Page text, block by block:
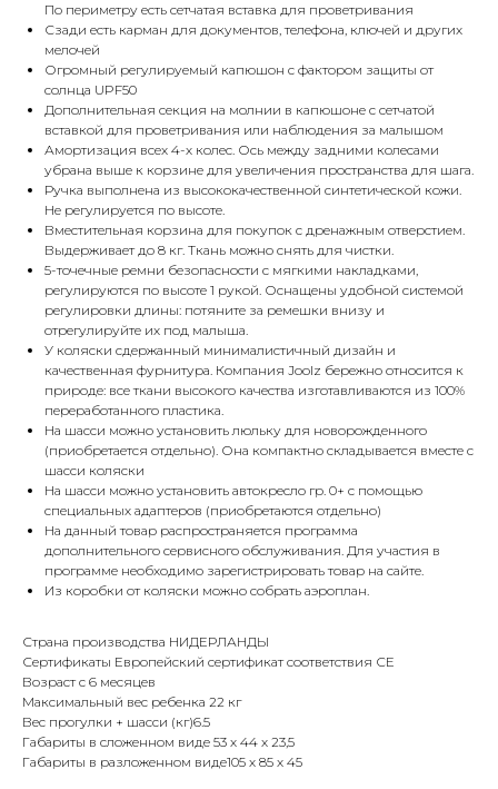
По периметру есть сетчатая вставка для проветривания
Сзади есть карман для документов, телефона, ключей и других
мелочей
Огромный регулируемый капюшон с фактором защиты от
солнца UPF50
Дополнительная секция на молнии в капюшоне с сетчатой
вставкой для проветривания или наблюдения за малышом
Амортизация всех 4-х колес. Ось между задними колесами
убрана выше к корзине для увеличения пространства для шага.
Ручка выполнена из высококачественной синтетической кожи.
Не регулируется по высоте.
Вместительная корзина для покупок с дренажным отверстием.
Выдерживает до 8 кг. Ткань можно снять для чистки.
5-точечные ремни безопасности с мягкими накладками,
регулируются по высоте 1 рукой. Оснащены удобной системой
регулировки длины: потяните за ремешки внизу и
отрегулируйте их под малыша.
У коляски сдержанный минималистичный дизайн и
качественная фурнитура. Компания Joolz бережно относится к
природе: все ткани высокого качества изготавливаются из 100%
переработанного пластика.
На шасси можно установить люльку для новорожденного
(приобретается отдельно). Она компактно складывается вместе с
шасси коляски
На шасси можно установить автокресло гр. 0+ с помощью
специальных адаптеров (приобретаются отдельно)
На данный товар распространяется программа
дополнительного сервисного обслуживания. Для участия в
программе необходимо зарегистрировать товар на сайте.
Из коробки от коляски можно собрать аэроплан.
Страна производства НИДЕРЛАНДЫ
Сертификаты Европейский сертификат соответствия СЕ
Возраст с 6 месяцев
Максимальный вес ребенка 22 кг
Вес прогулки + шасси (кг)6.5
Габариты в сложенном виде 53 х 44 х 23,5
Габариты в разложенном виде105 х 85 х 45